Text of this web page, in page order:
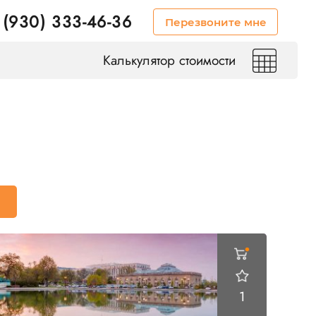
333-46-36 Перезвоните мне
Калькулятор стоимости
1